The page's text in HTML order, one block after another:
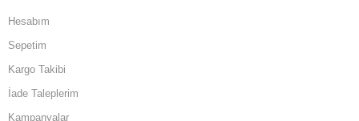
Hesabım
Sepetim
Kargo Takibi
İade Taleplerim
Kampanyalar